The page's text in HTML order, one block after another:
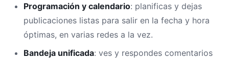
Programación y calendario: planificas y dejas
publicaciones listas para salir en la fecha y hora
óptimas, en varias redes a la vez.
Bandeja unificada: ves y respondes comentarios